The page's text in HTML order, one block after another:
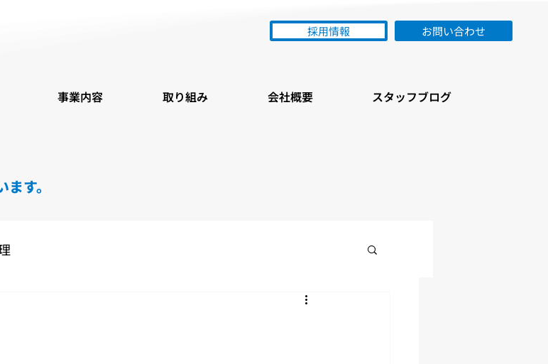
採用情報 お問い合わせ
事業内容 取り組み 会社概要 スタッフブログ
す。